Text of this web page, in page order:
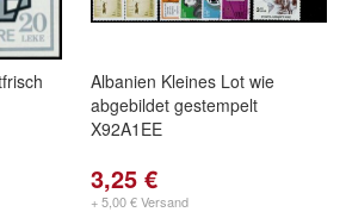
Albanien Kleines Lot wie
abgebildet gestempelt
X92A1EE
3,25 €
+ 5,00 € Versand